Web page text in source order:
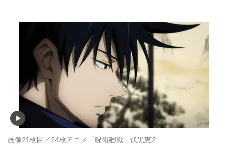
画像21枚目／24枚アニメ「呪術廻戦」伏黒恵2